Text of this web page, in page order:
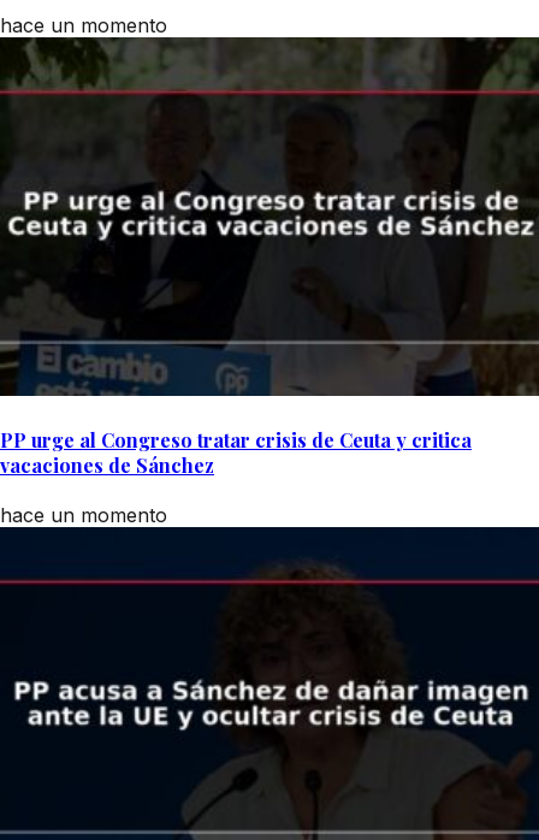
hace un momento
PP urge al Congreso tratar crisis de Ceuta y critica
vacaciones de Sánchez
hace un momento